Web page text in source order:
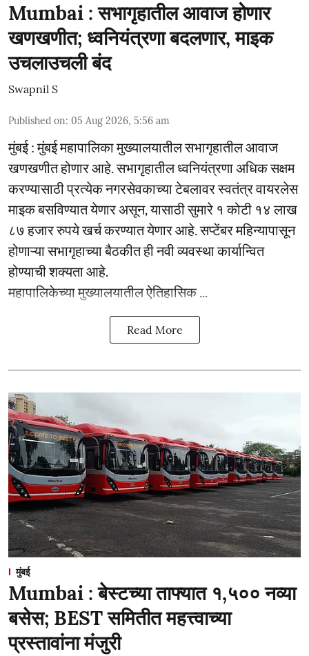
Mumbai : सभागृहातील आवाज होणार
खणखणीत; ध्वनियंत्रणा बदलणार, माइक
उचलाउचली बंद
Swapnil S
Published on: 05 Aug 2026, 5:56 am
मुंबई : मुंबई महापालिका मुख्यालयातील सभागृहातील आवाज
खणखणीत होणार आहे. सभागृहातील ध्वनियंत्रणा अधिक सक्षम
करण्यासाठी प्रत्येक नगरसेवकाच्या टेबलावर स्वतंत्र वायरलेस
माइक बसविण्यात येणार असून, यासाठी सुमारे १ कोटी १४ लाख
८७ हजार रुपये खर्च करण्यात येणार आहे. सप्टेंबर महिन्यापासून
होणाऱ्या सभागृहाच्या बैठकीत ही नवी व्यवस्था कार्यान्वित
होण्याची शक्यता आहे.
महापालिकेच्या मुख्यालयातील ऐतिहासिक ...
Read More
मुंबई
Mumbai : बेस्टच्या ताफ्यात १,५०० नव्या
बसेस; BEST समितीत महत्त्वाच्या
प्रस्तावांना मंजुरी